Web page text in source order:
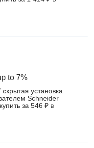
to 7%
установка
Schneider
за 546 ₽ в